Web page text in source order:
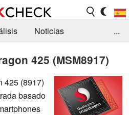
Noticias
...
425 (MSM8917)
425 (8917)
basado